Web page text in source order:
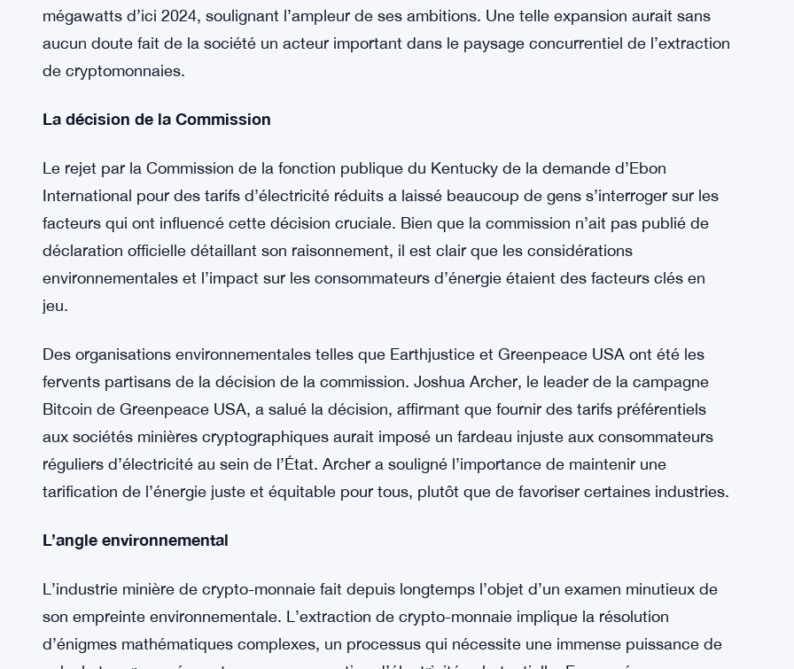
une installation d’extraction de crypto-monnaie à la pointe de la technologie. Leur proposition
ambitieuse décrivait un investissement stupéfiant de 50 millions de dollars, visant à créer une
exploitation minière de 100 mégawatts. Cette entreprise était sur le point non seulement de
grâce à la consommation d’électricité et de divers services auxiliaires.
En outre, Ebon International avait prévu une augmentation de sa capacité minière à 250
mégawatts d’ici 2024, soulignant l’ampleur de ses ambitions. Une telle expansion aurait sans
aucun doute fait de la société un acteur important dans le paysage concurrentiel de l’extraction
de cryptomonnaies.
La décision de la Commission
Le rejet par la Commission de la fonction publique du Kentucky de la demande d’Ebon
International pour des tarifs d’électricité réduits a laissé beaucoup de gens s’interroger sur les
facteurs qui ont influencé cette décision cruciale. Bien que la commission n’ait pas publié de
déclaration officielle détaillant son raisonnement, il est clair que les considérations
environnementales et l’impact sur les consommateurs d’énergie étaient des facteurs clés en
jeu.
Des organisations environnementales telles que Earthjustice et Greenpeace USA ont été les
Bitcoin de Greenpeace USA, a salué la décision, affirmant que fournir des tarifs préférentiels
aux sociétés minières cryptographiques aurait imposé un fardeau injuste aux consommateurs
réguliers d’électricité au sein de l’État. Archer a souligné l’importance de maintenir une